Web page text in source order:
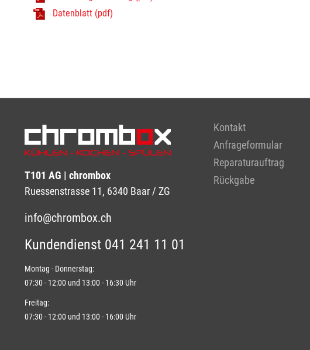
Datenblatt (pdf)
T101 AG | chrombox
Ruessenstrasse 11, 6340 Baar / ZG
info@chrombox.ch
Kundendienst 041 241 11 01
Montag - Donnerstag:
07:30 - 12:00 und 13:00 - 16:30 Uhr
Freitag:
07:30 - 12:00 und 13:00 - 16:00 Uhr
Kontakt
Anfrageformular
Reparaturauftrag
Rückgabe